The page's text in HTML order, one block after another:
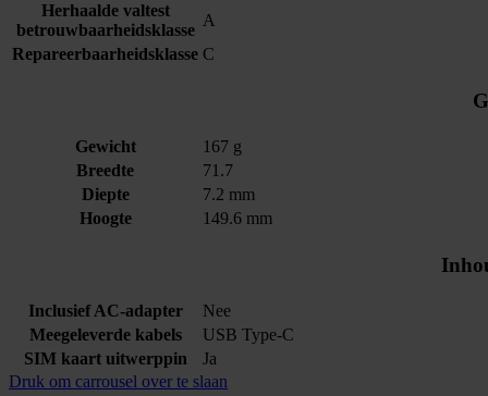
Herhaalde valtest
betrouwbaarheidsklasse
A
Repareerbaarheidsklasse C
Gewicht
167 g
Breedte
71.7
Diepte
7.2 mm
Hoogte
149.6 mm
Inclusief AC-adapter
Nee
Meegeleverde kabels
USB Type-C
SIM kaart uitwerppin
Ja
Druk om carrousel over te slaan